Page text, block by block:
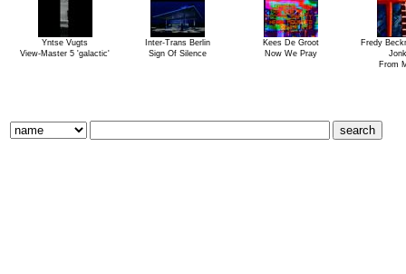
Yntse Vugts
View-Master 5 'galactic'
Inter-Trans Berlin
Sign Of Silence
Kees De Groot
Now We Pray
Fredy
From